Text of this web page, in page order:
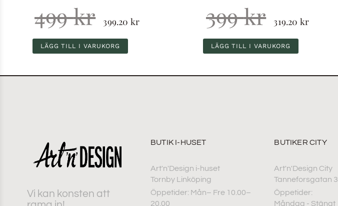
499kr 399.20 kr
LÄGG TILL I VARUKORG
399kr 319.20 kr
LÄGG TILL I VARUKORG
Vi kan konsten att
BUTIK I-HUSET
Art'n'Design i-huset
Tornby Linköping
Öppetider: Mån– Fre 10.00–
20.00
BUTIKER CITY
Art'n'Design City
Tanneforsgatan 3
Öppetider:
Måndag - Stängt